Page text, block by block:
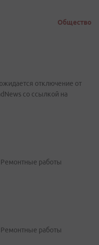
Общество
отключение от
со ссылкой на
Ремонтные работы
Ремонтные работы